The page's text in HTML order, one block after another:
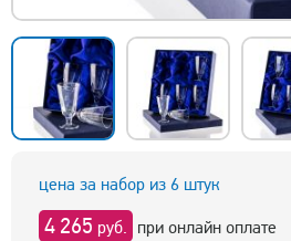
цена за набор из 6 штук
4 265 руб. при онлайн оплате